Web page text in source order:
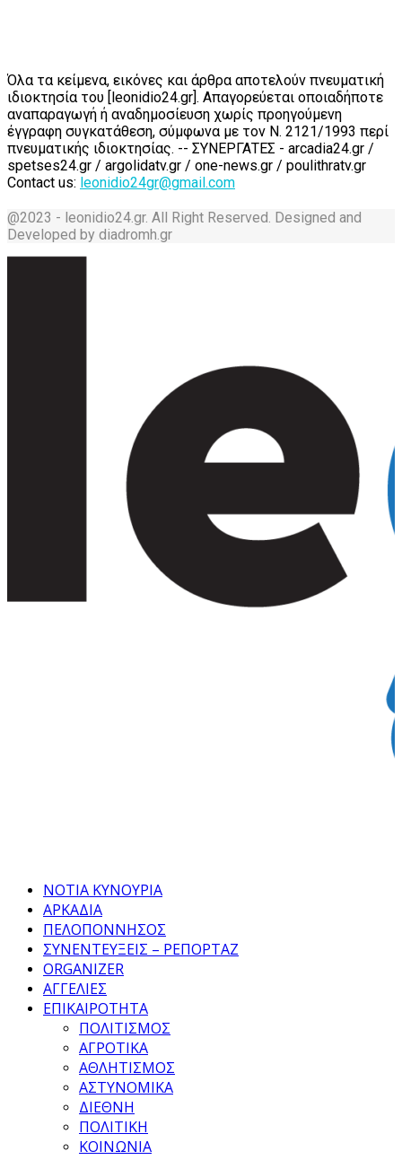
Όλα τα κείμενα, εικόνες και άρθρα αποτελούν πνευματική
ιδιοκτησία του [leonidio24.gr]. Απαγορεύεται οποιαδήποτε
αναπαραγωγή ή αναδημοσίευση χωρίς προηγούμενη
έγγραφη συγκατάθεση, σύμφωνα με τον Ν. 2121/1993 περί
πνευματικής ιδιοκτησίας. -- ΣΥΝΕΡΓΑΤΕΣ - arcadia24.gr /
spetses24.gr / argolidatv.gr / one-news.gr / poulithratv.gr
Contact us: leonidio24gr@gmail.com
@2023 - leonidio24.gr. All Right Reserved. Designed and
Developed by diadromh.gr
ΝΟΤΙΑ ΚΥΝΟΥΡΙΑ
ΑΡΚΑΔΙΑ
ΠΕΛΟΠΟΝΝΗΣΟΣ
ΣΥΝΕΝΤΕΥΞΕΙΣ – ΡΕΠΟΡΤΑΖ
ORGANIZER
ΑΓΓΕΛΙΕΣ
ΕΠΙΚΑΙΡΟΤΗΤΑ
ΠΟΛΙΤΙΣΜΟΣ
ΑΓΡΟΤΙΚΑ
ΑΘΛΗΤΙΣΜΟΣ
ΑΣΤΥΝΟΜΙΚΑ
ΔΙΕΘΝΗ
ΠΟΛΙΤΙΚΗ
ΚΟΙΝΩΝΙΑ